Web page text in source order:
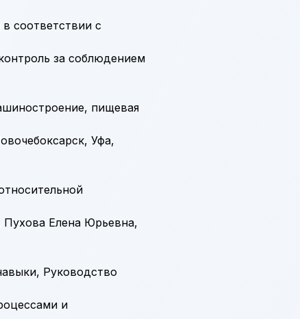
соответствии с
за соблюдением
пищевая
Уфа,
Елена Юрьевна,
, Руководство
и